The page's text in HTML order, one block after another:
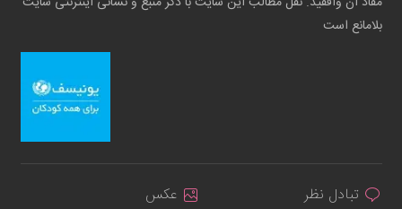
بلامانع است
تبادل نظر
عکس